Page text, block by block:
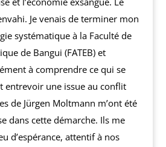
Je venais de terminer mon
systématique à la Faculté de
de Bangui (FATEB) et
à comprendre ce qui se
entrevoir une issue au conflit
de Jürgen Moltmann m’ont été
dans cette démarche. Ils me
d’espérance, attentif à nos